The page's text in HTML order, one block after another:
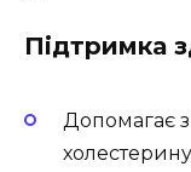
Підтримка
Допомагає